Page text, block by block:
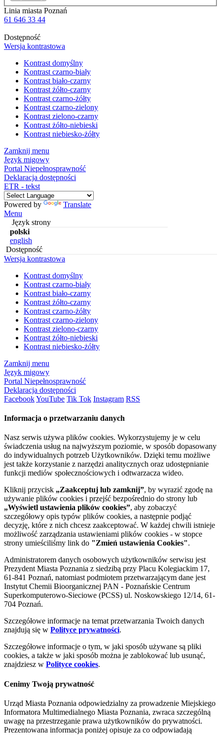
Linia miasta Poznań
61 646 33 44
Dostępność
Wersja kontrastowa
Kontrast domyślny
Kontrast czarno-biały
Kontrast biało-czarny
Kontrast żółto-czarny
Kontrast czarno-żółty
Kontrast czarno-zielony
Kontrast zielono-czarny
Kontrast żółto-niebieski
Kontrast niebiesko-żółty
Zamknij menu
Język migowy
Portal Niepełnosprawność
Deklaracja dostępności
ETR - tekst
Powered by
Translate
Menu
Język strony
polski
english
Dostępność
Wersja kontrastowa
Kontrast domyślny
Kontrast czarno-biały
Kontrast biało-czarny
Kontrast żółto-czarny
Kontrast czarno-żółty
Kontrast czarno-zielony
Kontrast zielono-czarny
Kontrast żółto-niebieski
Kontrast niebiesko-żółty
Zamknij menu
Język migowy
Portal Niepełnosprawność
Deklaracja dostępności
FacebookYouTube Tik Tok Instagram RSS
Informacja o przetwarzaniu danych
Nasz serwis używa plików cookies. Wykorzystujemy je w celu
świadczenia usług na najwyższym poziomie, w sposób dopasowany
do indywidualnych potrzeb Użytkowników. Dzięki temu możliwe
jest także korzystanie z narzędzi analitycznych oraz udostępnianie
funkcji mediów społecznościowych i odtwarzacza wideo.
Kliknij przycisk „Zaakceptuj lub zamknij”, by wyrazić zgodę na
używanie plików cookies i przejść bezpośrednio do strony lub
„Wyświetl ustawienia plików cookies”, aby zobaczyć
szczegółowy opis typów plików cookies, a następnie podjąć
decyzję, które z nich chcesz zaakceptować. W każdej chwili istnieje
możliwość zarządzania ustawieniami plików cookies - w stopce
strony umieściliśmy link do "Zmień ustawienia Cookies".
Administratorem danych osobowych użytkowników serwisu jest
Prezydent Miasta Poznania z siedzibą przy Placu Kolegiackim 17,
61-841 Poznań, natomiast podmiotem przetwarzającym dane jest
Instytut Chemii Bioorganicznej PAN - Poznańskie Centrum
Superkomputerowo-Sieciowe (PCSS) ul. Noskowskiego 12/14, 61-
704 Poznań.
Szczegółowe informacje na temat przetwarzania Twoich danych
znajdują się w Polityce prywatności.
Szczegółowe informacje o tym, w jaki sposób używane są pliki
cookies, a także w jaki sposób można je zablokować lub usunąć,
znajdziesz w Polityce cookies.
Cenimy Twoją prywatność
Urząd Miasta Poznania odpowiedzialny za prowadzenie Miejskiego
Informatora Multimedialnego Miasta Poznania, zwraca szczególną
uwagę na przestrzeganie prawa użytkowników do prywatności.
Prezentowana informacja poniżej opisuje za co odpowiadają